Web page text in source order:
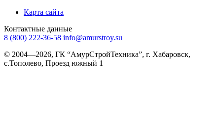
Карта сайта
Контактные данные
8 (800) 222-36-58 info@amurstroy.su
© 2004—2026, ГК “АмурСтройТехника”, г. Хабаровск,
с.Тополево, Проезд южный 1